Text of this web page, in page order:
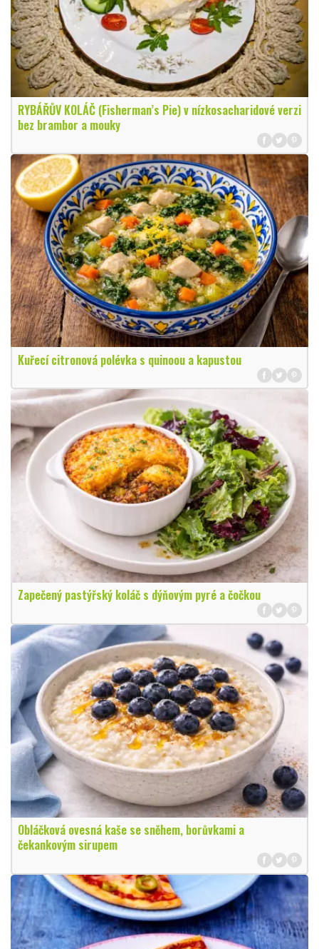
RYBÁŘŮV KOLÁČ (Fisherman’s Pie) v nízkosacharidové verzi
bez brambor a mouky
Kuřecí citronová polévka s quinoou a kapustou
Zapečený pastýřský koláč s dýňovým pyré a čočkou
Obláčková ovesná kaše se sněhem, borůvkami a
čekankovým sirupem